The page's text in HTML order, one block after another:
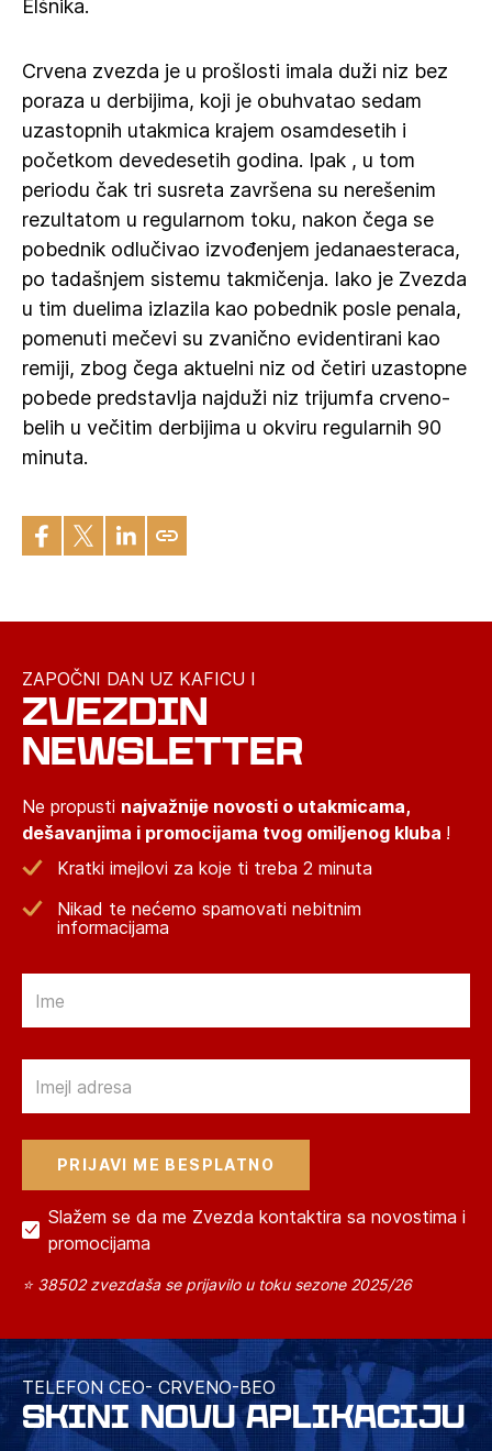
Elšnika.
Crvena zvezda je u prošlosti imala duži niz bez
poraza u derbijima, koji je obuhvatao sedam
uzastopnih utakmica krajem osamdesetih i
početkom devedesetih godina. Ipak , u tom
periodu čak tri susreta završena su nerešenim
rezultatom u regularnom toku, nakon čega se
pobednik odlučivao izvođenjem jedanaesteraca,
po tadašnjem sistemu takmičenja. Iako je Zvezda
u tim duelima izlazila kao pobednik posle penala,
pomenuti mečevi su zvanično evidentirani kao
remiji, zbog čega aktuelni niz od četiri uzastopne
pobede predstavlja najduži niz trijumfa crveno-
belih u večitim derbijima u okviru regularnih 90
minuta.
ZAPOČNI DAN UZ KAFICU I
ZVEZDIN
NEWSLETTER
Ne propusti najvažnije novosti o utakmicama,
dešavanjima i promocijama tvog omiljenog kluba !
Kratki imejlovi za koje ti treba 2 minuta
Nikad te nećemo spamovati nebitnim
informacijama
Slažem se da me Zvezda kontaktira sa novostima i
promocijama
⭐ 38502 zvezdaša se prijavilo u toku sezone 2025/26
TELEFON CEO- CRVENO-BEO
SKINI NOVU APLIKACIJU